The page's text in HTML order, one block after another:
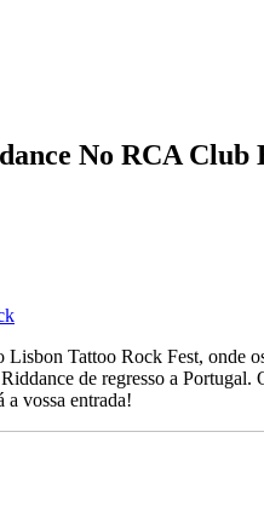
No RCA Club
Lisbon Tattoo Rock Fest,
de regresso a
vossa entrada!